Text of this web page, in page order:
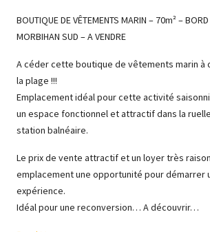
BOUTIQUE DE VÊTEMENTS MARIN – 70m² –
MORBIHAN SUD – A VENDRE
A céder cette boutique de vêtements marin à
la plage !!!
Emplacement idéal pour cette activité
un espace fonctionnel et attractif dans la
station balnéaire.
Le prix de vente attractif et un loyer très
emplacement une opportunité pour démarrer
expérience.
Idéal pour une reconversion… A découvrir…